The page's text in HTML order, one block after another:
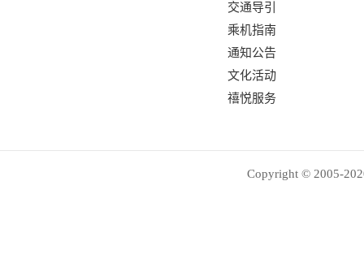
交通导引
乘机指南
通知公告
文化活动
禧悦服务
Copyright © 2005-